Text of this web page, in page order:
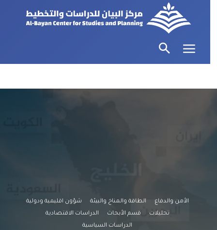
الأمن والدفاع الطاقة والمناخ والبيئة
شؤون اقليمية ودولية
تحليلات
قسم الأبحاث
الدراسات الاقتصادية
الدراسات السياسية